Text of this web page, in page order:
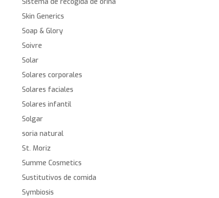
Skin Generics
Soap & Glory
Soivre
Solar
Solares corporales
Solares faciales
Solares infantil
Solgar
soria natural
St. Moriz
Summe Cosmetics
Sustitutivos de comida
Symbiosis